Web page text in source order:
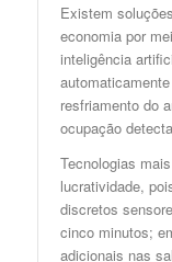
Existem
economia por
inteligência
resfriamento do
ocupação
Tecnologias
lucratividade,
discretos
cinco minutos;
adicionais nas